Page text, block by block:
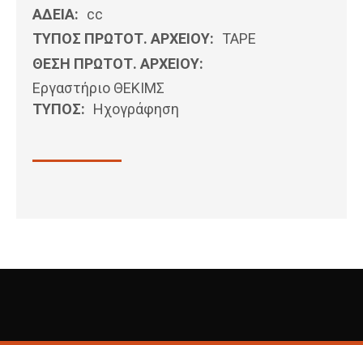
ΑΔΕΙΑ: cc
ΤΥΠΟΣ ΠΡΩΤΟΤ. ΑΡΧΕΙΟΥ: ΤΑΡΕ
ΘΕΣΗ ΠΡΩΤΟΤ. ΑΡΧΕΙΟΥ:
Εργαστήριο ΘΕΚΙΜΣ
ΤΥΠΟΣ: Ηχογράφηση